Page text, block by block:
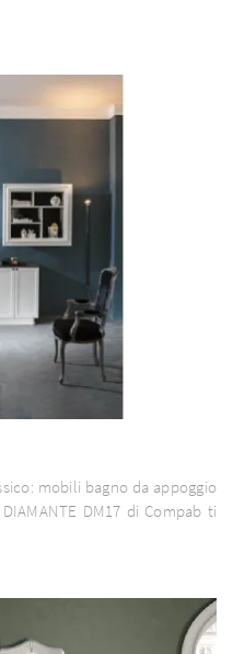
mobili bagno da appoggio
DM17 di Compab ti